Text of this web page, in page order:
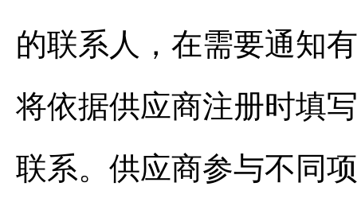
的联系人，在需要通知
将依据供应商注册时填
联系。供应商参与不同